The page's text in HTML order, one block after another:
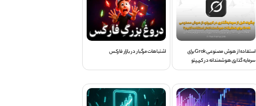
استفاده از هوش مصنوعی Grok برای
سرمایه گذاری هوشمندانه در کریپتو
اشتباهات مرگبار در بازار فارکس